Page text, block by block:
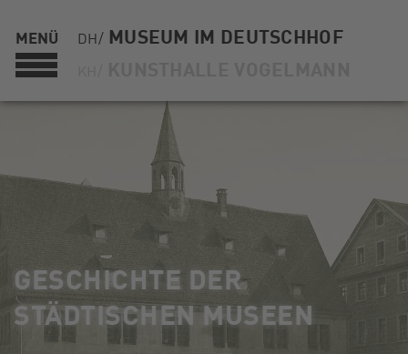
MENÜ DH/ MUSEUM IM DEUTSCHHOF
GESCHICHTE DER
STÄDTISCHEN MUSEEN